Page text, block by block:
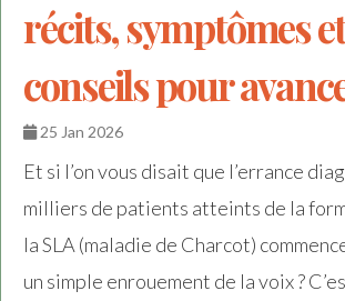
récits, symptômes et
conseils pour
25 Jan 2026
Et si l’on vous disait que l’errance
milliers de patients atteints de la
la SLA (maladie de Charcot)
un simple enrouement de la voix ?